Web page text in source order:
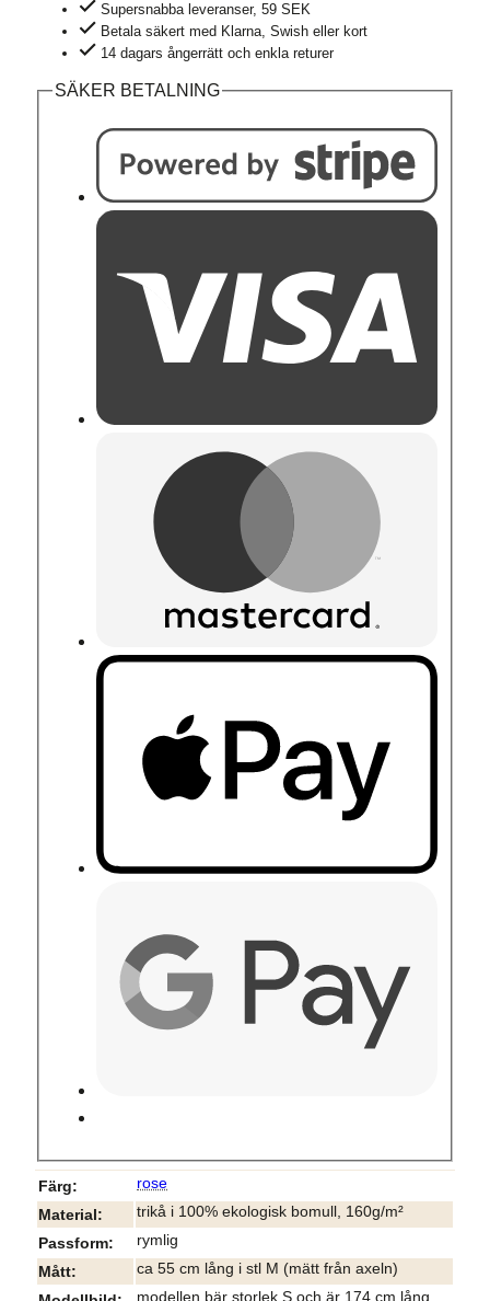
Supersnabba leveranser, 59 SEK
Betala säkert med Klarna, Swish eller kort
14 dagars ångerrätt och enkla returer
SÄKER BETALNING
Färg
rose
Material
trikå i 100% ekologisk bomull, 160g/m²
Passform
rymlig
Mått
ca 55 cm lång i stl M (mätt från axeln)
modellen bär storlek S och är 174 cm lång